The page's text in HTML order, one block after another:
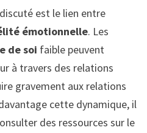
est le lien entre
émotionnelle. Les
de soi faible peuvent
à travers des relations
gravement aux relations
cette dynamique, il
des ressources sur le